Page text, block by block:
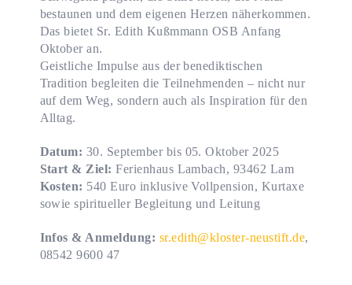
bestaunen und dem eigenen Herzen näherkommen.
Das bietet Sr. Edith Kußmmann OSB Anfang
Oktober an.
Geistliche Impulse aus der benediktischen
Tradition begleiten die Teilnehmenden – nicht nur
auf dem Weg, sondern auch als Inspiration für den
Alltag.
Datum: 30. September bis 05. Oktober 2025
Start & Ziel: Ferienhaus Lambach, 93462 Lam
Kosten: 540 Euro inklusive Vollpension, Kurtaxe
sowie spiritueller Begleitung und Leitung
Infos & Anmeldung: sr.edith@kloster-neustift.de,
08542 9600 47